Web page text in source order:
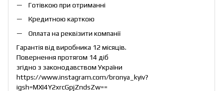
Готівкою при отриманні
Кредитною карткою
Оплата на реквізити компанії
Гарантія від виробника 12 місяців.
Повернення протягом 14 діб
згідно з законодавством України
https://www.instagram.com/bronya_kyiv?
igsh=MXI4Y2xrcGpjZndsZw==